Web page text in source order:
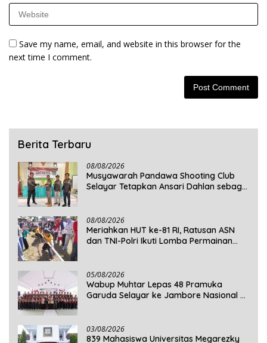
Save my name, email, and website in this browser for the
next time I comment.
Berita Terbaru
08/08/2026
Musyawarah Pandawa Shooting Club
Selayar Tetapkan Ansari Dahlan sebagai
08/08/2026
Meriahkan HUT ke-81 RI, Ratusan ASN
dan TNI-Polri Ikuti Lomba Permainan
05/08/2026
Wabup Muhtar Lepas 48 Pramuka
Garuda Selayar ke Jambore Nasional XII
03/08/2026
839 Mahasiswa Universitas Megarezky